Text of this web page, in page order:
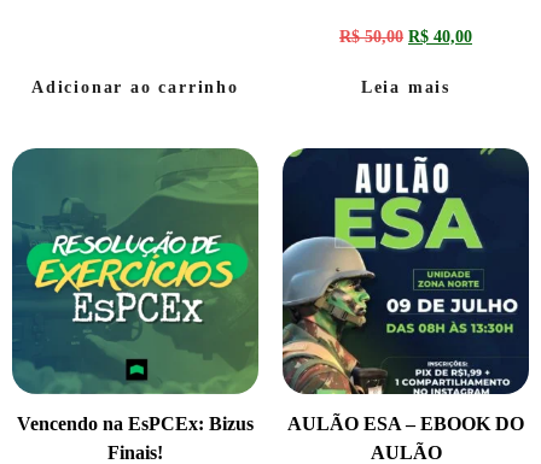
Adicionar ao carrinho
R$50,00 R$ 40,00
Leia mais
Vencendo na EsPCEx: Bizus
Finais!
AULÃO ESA – EBOOK DO
AULÃO